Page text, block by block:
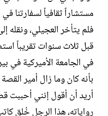
مستشاراً ثقافياً لسفارتنا
فلم يتأخر العجيلي، ونقله
قبل ثلاث سنوات تقريباً
في الجامعة الأميركية في
بأنه كان وما زال أمير
أريد أن أقول إنني أحببت
رواياته، هذا الرجل خُلق